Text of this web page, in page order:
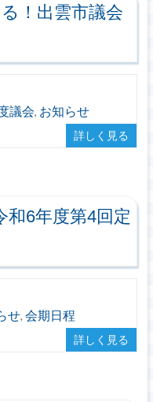
！出雲市議会
議会, お知らせ
詳しく見る
和6年度第4回定
せ, 会期日程
詳しく見る